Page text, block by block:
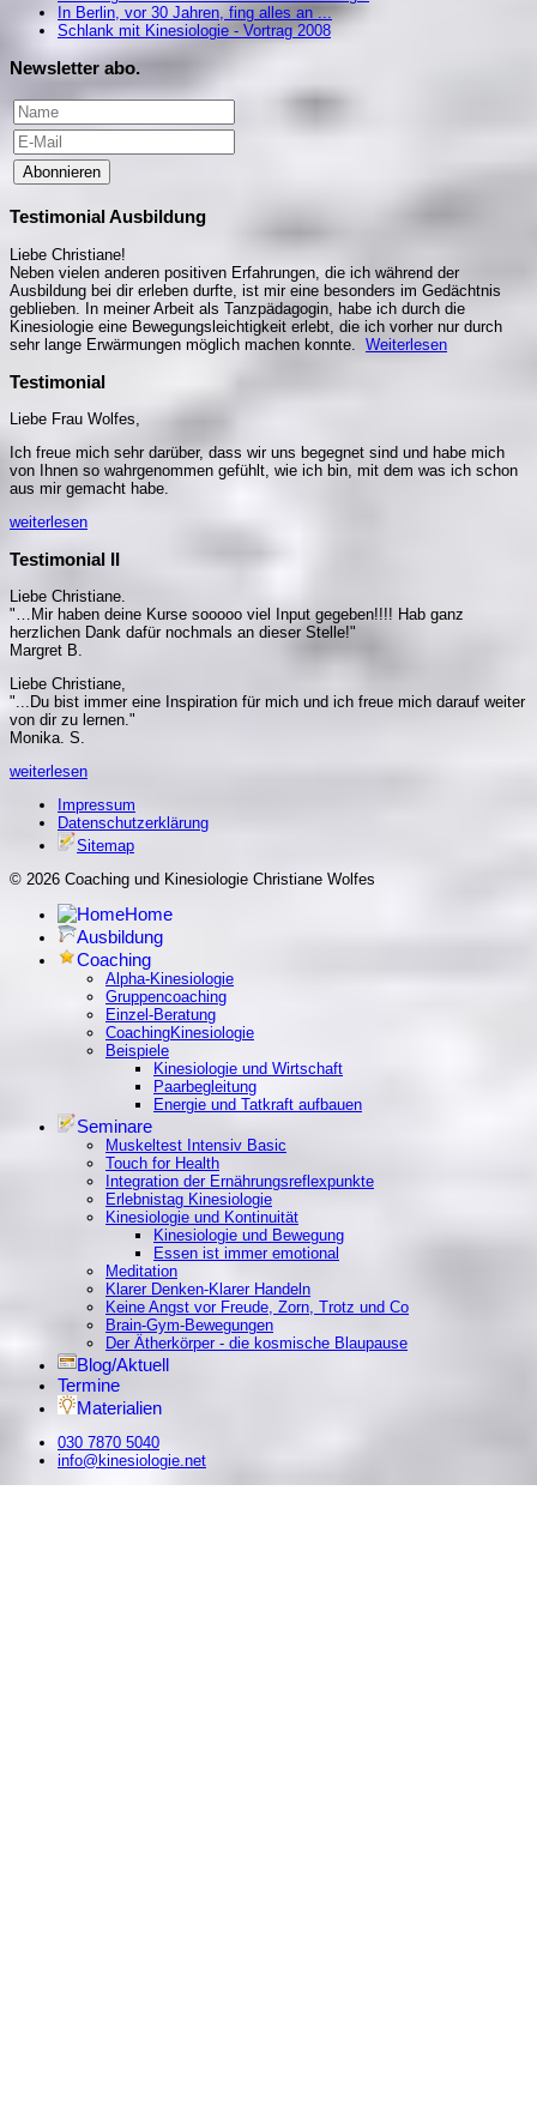
In Berlin, vor 30 Jahren, fing alles an ...
Schlank mit Kinesiologie - Vortrag 2008
Newsletter abo.
Abonnieren
Testimonial Ausbildung
Liebe Christiane!
Neben vielen anderen positiven Erfahrungen, die ich während der
Ausbildung bei dir erleben durfte, ist mir eine besonders im Gedächtnis
geblieben. In meiner Arbeit als Tanzpädagogin, habe ich durch die
Kinesiologie eine Bewegungsleichtigkeit erlebt, die ich vorher nur durch
sehr lange Erwärmungen möglich machen konnte. Weiterlesen
Testimonial
Liebe Frau Wolfes,
Ich freue mich sehr darüber, dass wir uns begegnet sind und habe mich
von Ihnen so wahrgenommen gefühlt, wie ich bin, mit dem was ich schon
aus mir gemacht habe.
weiterlesen
Testimonial II
Liebe Christiane.
"…Mir haben deine Kurse sooooo viel Input gegeben!!!! Hab ganz
herzlichen Dank dafür nochmals an dieser Stelle!"
Margret B.
Liebe Christiane,
"...Du bist immer eine Inspiration für mich und ich freue mich darauf weiter
von dir zu lernen."
Monika. S.
weiterlesen
Impressum
Datenschutzerklärung
Sitemap
© 2026 Coaching und Kinesiologie Christiane Wolfes
Home
Ausbildung
Coaching
Alpha-Kinesiologie
Gruppencoaching
Einzel-Beratung
CoachingKinesiologie
Beispiele
Kinesiologie und Wirtschaft
Paarbegleitung
Energie und Tatkraft aufbauen
Seminare
Muskeltest Intensiv Basic
Touch for Health
Integration der Ernährungsreflexpunkte
Erlebnistag Kinesiologie
Kinesiologie und Kontinuität
Kinesiologie und Bewegung
Essen ist immer emotional
Meditation
Klarer Denken-Klarer Handeln
Keine Angst vor Freude, Zorn, Trotz und Co
Brain-Gym-Bewegungen
Der Ätherkörper - die kosmische Blaupause
Blog/Aktuell
Termine
Materialien
030 7870 5040
info@kinesiologie.net